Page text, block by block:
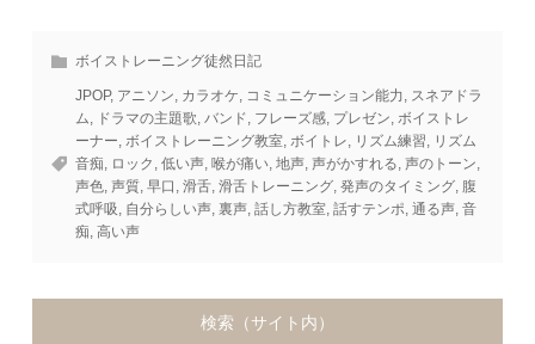
ボイストレーニング徒然日記
JPOP, アニソン, カラオケ, コミュニケーション能力, スネアドラ
ム, ドラマの主題歌,バンド, フレーズ感, プレゼン,ボイストレ
ーナー,ボイストレーニング教室,ボイトレ, リズム練習, リズム
音痴, ロック ,低い声,喉が痛い,地声,声がかすれる,声のトーン,
声色,声質,早口 ,滑舌,滑舌トレーニング,発声のタイミング, 腹
式呼吸, 自分らしい声,裏声,話し方教室,話すテンポ,通る声,音
痴,高い声
検索（サイト内）